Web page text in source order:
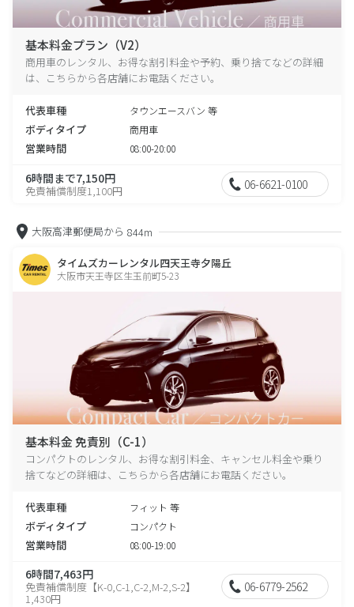
基本料金プラン（V2）
商用車のレンタル、お得な割引料金や予約、乗り捨てなどの詳細
は、こちらから各店舗にお電話ください。
代表車種 タウンエースバン 等
ボディタイプ 商用車
営業時間 08:00-20:00
6時間まで7,150円
免責補償制度1,100円 06-6621-0100
大阪高津郵便局から 844m
タイムズカーレンタル四天王寺夕陽丘
大阪市天王寺区生玉前町5-23
基本料金 免責別（C-1）
コンパクトのレンタル、お得な割引料金、キャンセル料金や乗り
捨てなどの詳細は、こちらから各店舗にお電話ください。
代表車種 フィット 等
ボディタイプ コンパクト
営業時間 08:00-19:00
6時間7,463円
免責補償制度【K-0,C-1,C-2,M-2,S-2】
1,430円
06-6779-2562